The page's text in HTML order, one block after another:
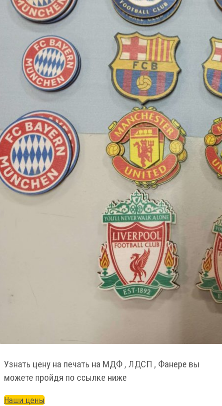
Узнать цену на печать на МДФ , ЛДСП , Фанере вы
можете пройдя по ссылке ниже
Наши цены